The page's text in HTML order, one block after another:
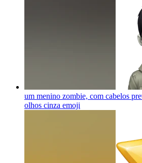
um menino zombie, com cabelos
olhos cinza emoji